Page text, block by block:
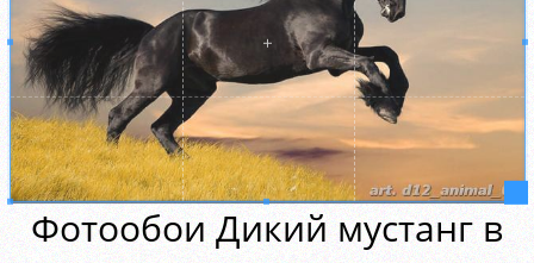
Фотообои Дикий мустанг в